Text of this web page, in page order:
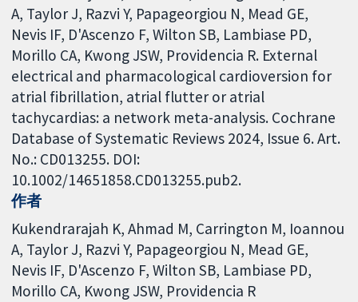
A, Taylor J, Razvi Y, Papageorgiou N, Mead GE,
Nevis IF, D'Ascenzo F, Wilton SB, Lambiase PD,
Morillo CA, Kwong JSW, Providencia R. External
electrical and pharmacological cardioversion for
atrial fibrillation, atrial flutter or atrial
tachycardias: a network meta-analysis. Cochrane
Database of Systematic Reviews 2024, Issue 6. Art.
No.: CD013255. DOI:
10.1002/14651858.CD013255.pub2.
作者
Kukendrarajah K Ahmad M Carrington M Ioannou
A Taylor J Razvi Y Papageorgiou N Mead GE
Nevis IF D'Ascenzo F Wilton SB Lambiase PD
Morillo CA Kwong JSW Providencia R